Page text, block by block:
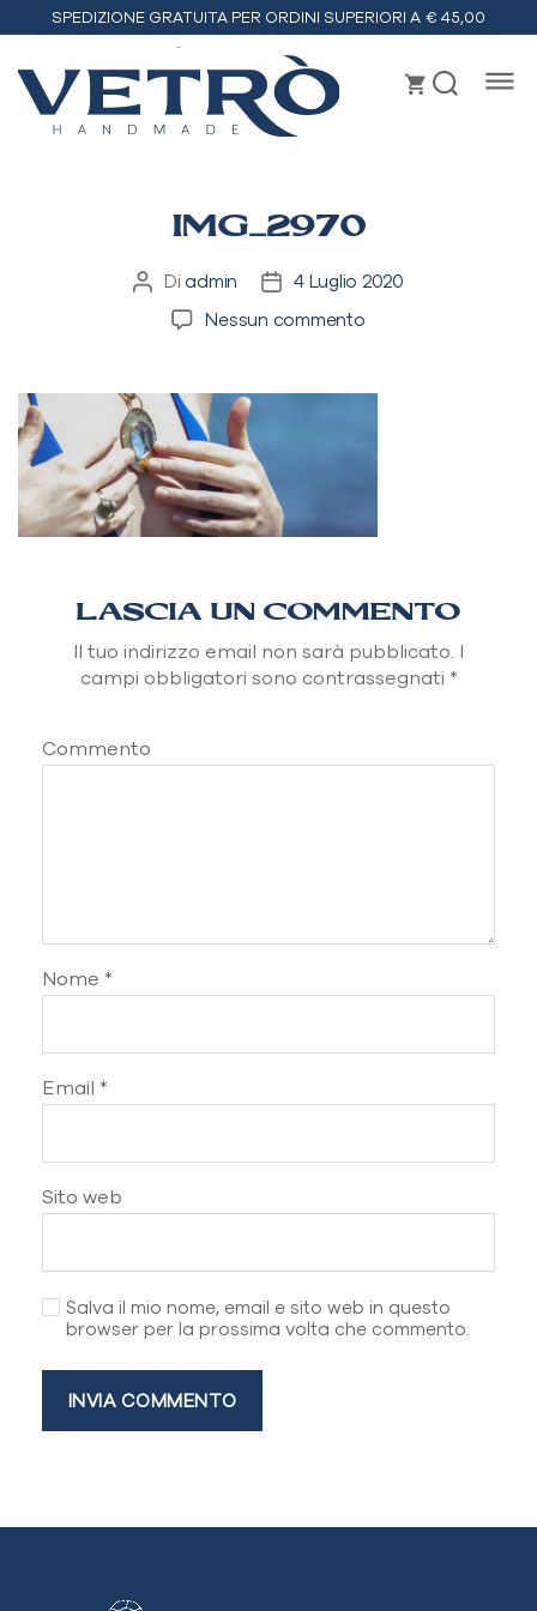
SPEDIZIONE GRATUITA PER ORDINI SUPERIORI A € 45,00
IMG_2970
Autore
articolo
Di admin
Data
dell'articolo
4 Luglio 2020
Nessun commentosu
LASCIA UN COMMENTO
Il tuo indirizzo email non sarà pubblicato. I
campi obbligatori sono contrassegnati *
Commento
Nome *
Email *
Sito web
Salva il mio nome, email e sito web in questo
browser per la prossima volta che commento.